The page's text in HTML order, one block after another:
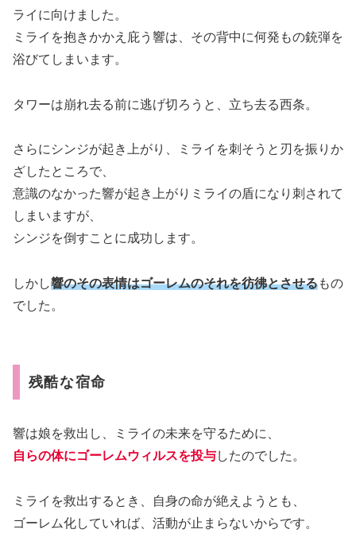
ライに向けました。
ミライを抱きかかえ庇う響は、その背中に何発もの銃弾を
浴びてしまいます。
タワーは崩れ去る前に逃げ切ろうと、立ち去る西条。
さらにシンジが起き上がり、ミライを刺そうと刃を振りか
ざしたところで、
意識のなかった響が起き上がりミライの盾になり刺されて
しまいますが、
シンジを倒すことに成功します。
しかし響のその表情はゴーレムのそれを彷彿とさせるもの
でした。
残酷な宿命
響は娘を救出し、ミライの未来を守るために、
自らの体にゴーレムウィルスを投与したのでした。
ミライを救出するとき、自身の命が絶えようとも、
ゴーレム化していれば、活動が止まらないからです。